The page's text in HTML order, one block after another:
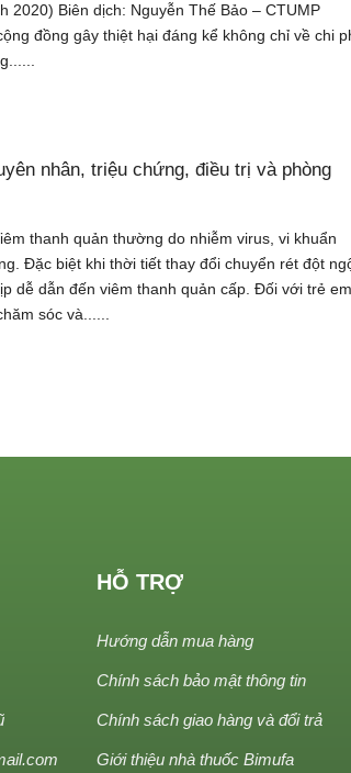
2020) Biên dịch: Nguyễn Thế Bảo – CTUMP
đồng gây thiệt hại đáng kể không chỉ về chi
nhân, triệu chứng, điều trị và phòng
thanh quản thường do nhiễm virus, vi khuẩn
Đặc biệt khi thời tiết thay đổi chuyển rét đột
dễ dẫn đến viêm thanh quản cấp. Đối với trẻ em,
sóc và......
HỖ TRỢ
Hướng dẫn mua hàng
Chính sách bảo mật thông tin
Chính sách giao hàng và đổi trả
Giới thiệu nhà thuốc Bimufa